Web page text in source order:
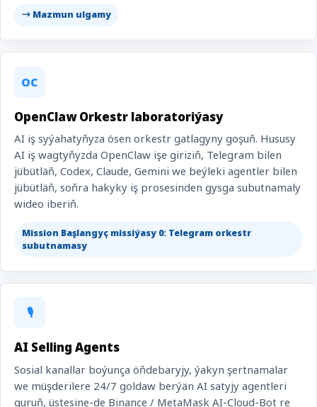
→ Mazmun ulgamy
OC
OpenClaw Orkestr laboratoriýasy
AI iş syýahatyňyza ösen orkestr gatlagyny goşuň. Hususy
AI iş wagtyňyzda OpenClaw işe giriziň, Telegram bilen
jübütläň, Codex, Claude, Gemini we beýleki agentler bilen
jübütläň, soňra hakyky iş prosesinden gysga subutnamaly
wideo iberiň.
Mission Başlangyç missiýasy 0: Telegram orkestr
subutnamasy
🎙️
AI Selling Agents
Sosial kanallar boýunça öňdebaryjy, ýakyn şertnamalar
we müşderilere 24/7 goldaw berýän AI satyjy agentleri
guruň, üstesine-de Binance / MetaMask AI-Cloud-Bot re